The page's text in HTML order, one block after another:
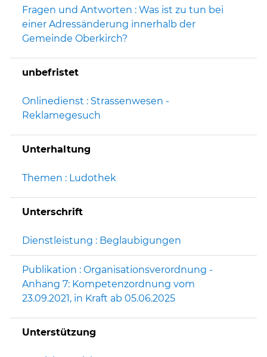
Fragen und Antworten : Was ist zu tun bei
einer Adressänderung innerhalb der
Gemeinde Oberkirch?
unbefristet
Onlinedienst : Strassenwesen -
Reklamegesuch
Unterhaltung
Themen : Ludothek
Unterschrift
Dienstleistung : Beglaubigungen
Publikation : Organisationsverordnung -
Anhang 7: Kompetenzordnung vom
23.09.2021, in Kraft ab 05.06.2025
Unterstützung